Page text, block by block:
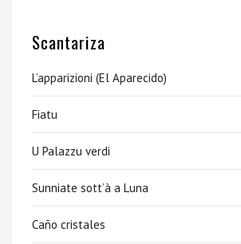
Scantariza
L’apparizioni (El Aparecido)
Fiatu
U Palazzu verdi
Sunniate sott’à a Luna
Caño cristales